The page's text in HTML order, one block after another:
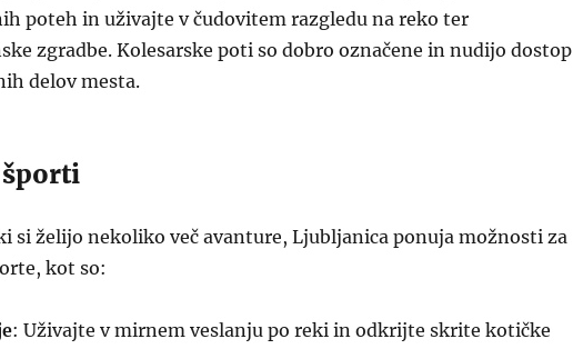
poteh in uživajte v čudovitem razgledu na reko ter
zgradbe. Kolesarske poti so dobro označene in nudijo dostop
delov mesta.
si želijo nekoliko več avanture, Ljubljanica ponuja možnosti za
kot so:
: Uživajte v mirnem veslanju po reki in odkrijte skrite kotičke